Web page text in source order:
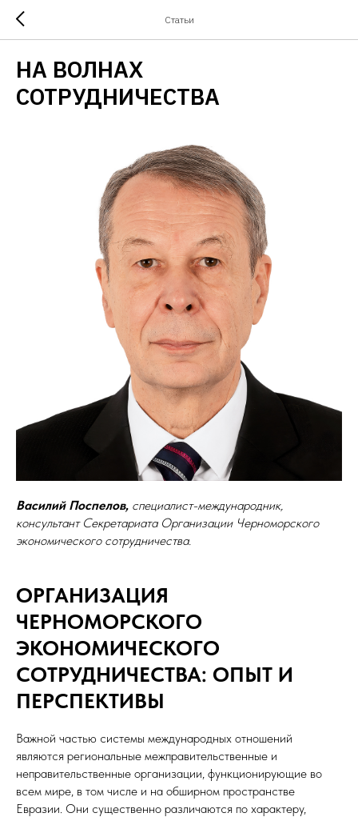
Статьи
НА ВОЛНАХ
СОТРУДНИЧЕСТВА
Василий Поспелов, специалист-международник,
консультант Секретариата Организации Черноморского
экономического сотрудничества.
ОРГАНИЗАЦИЯ
ЧЕРНОМОРСКОГО
ЭКОНОМИЧЕСКОГО
СОТРУДНИЧЕСТВА: ОПЫТ И
ПЕРСПЕКТИВЫ
Важной частью системы международных отношений
являются региональные межправительственные и
неправительственные организации, функционирующие во
всем мире, в том числе и на обширном пространстве
Евразии. Они существенно различаются по характеру,